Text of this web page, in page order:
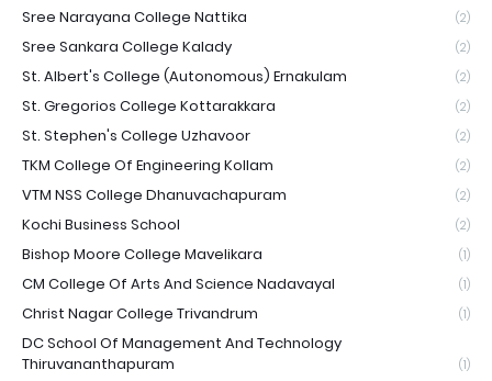
Sree Narayana College Nattika (2)
Sree Sankara College Kalady (2)
St. Albert's College (Autonomous) Ernakulam (2)
St. Gregorios College Kottarakkara (2)
St. Stephen's College Uzhavoor (2)
TKM College Of Engineering Kollam (2)
VTM NSS College Dhanuvachapuram (2)
Kochi Business School (2)
Bishop Moore College Mavelikara (1)
CM College Of Arts And Science Nadavayal (1)
Christ Nagar College Trivandrum (1)
DC School Of Management And Technology
Thiruvananthapuram
(1)